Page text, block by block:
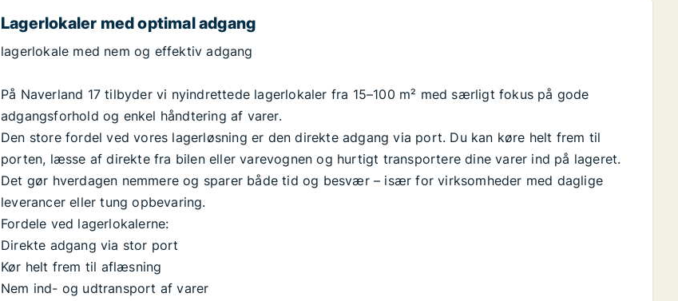
Lagerlokaler med optimal adgang
lagerlokale med nem og effektiv adgang
På Naverland 17 tilbyder vi nyindrettede lagerlokaler fra 15–100 m² med særligt fokus på gode
adgangsforhold og enkel håndtering af varer.
Den store fordel ved vores lagerløsning er den direkte adgang via port. Du kan køre helt frem til
porten, læsse af direkte fra bilen eller varevognen og hurtigt transportere dine varer ind på lageret.
Det gør hverdagen nemmere og sparer både tid og besvær – især for virksomheder med daglige
leverancer eller tung opbevaring.
Fordele ved lagerlokalerne:
Direkte adgang via stor port
Kør helt frem til aflæsning
Nem ind- og udtransport af varer